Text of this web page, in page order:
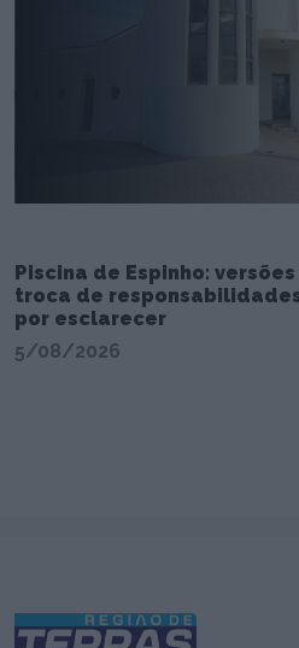
Piscina de Espinho:
troca de
por esclarecer
5/08/2026